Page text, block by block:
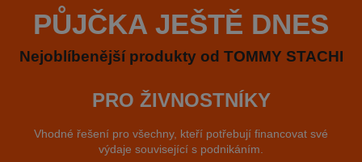
PŮJČKA JEŠTĚ DNES
Nejoblíbenější produkty od TOMMY STACHI
PRO ŽIVNOSTNÍKY
Vhodné řešení pro všechny, kteří potřebují financovat své
výdaje související s podnikáním.